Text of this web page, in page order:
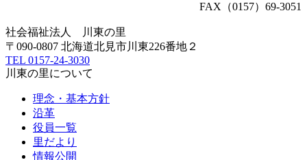
FAX（0157）69-3051
社会福祉法人
川東の里
〒090-0807 北海道北見市川東226番地２
TEL 0157-24-3030
川東の里について
理念・基本方針
沿革
役員一覧
里だより
情報公開